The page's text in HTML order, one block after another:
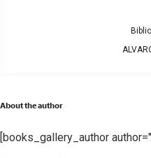
About the author
[books_gallery_author